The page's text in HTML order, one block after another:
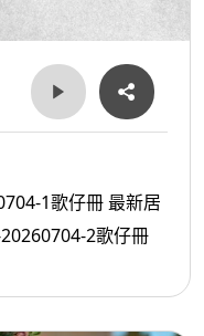
1歌仔冊 最新居
2歌仔冊